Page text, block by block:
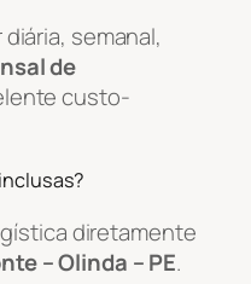
semanal,
de
custo-
diretamente
– Olinda – PE.